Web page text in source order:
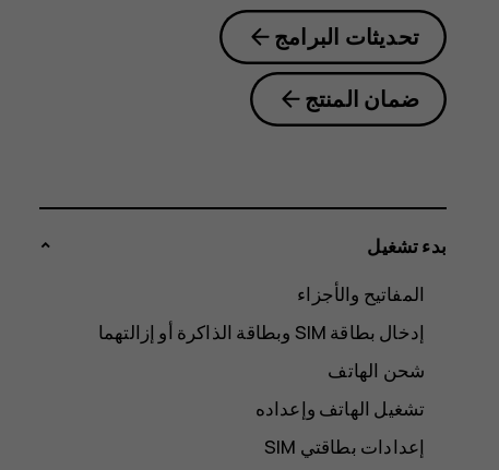
تحديثات البرامج
ضمان المنتج
بدء تشغيل
المفاتيح والأجزاء
شحن الهاتف
تشغيل الهاتف وإعداده
إعدادات بطاقتي SIM